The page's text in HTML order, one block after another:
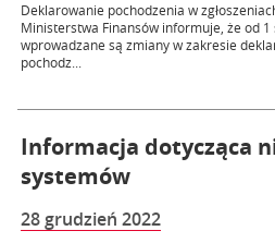
Deklarowanie pochodzenia w
Ministerstwa Finansów informuje, że od
wprowadzane są zmiany w zakresie
pochodz...
Informacja dotycząca
systemów
28 grudzień 2022